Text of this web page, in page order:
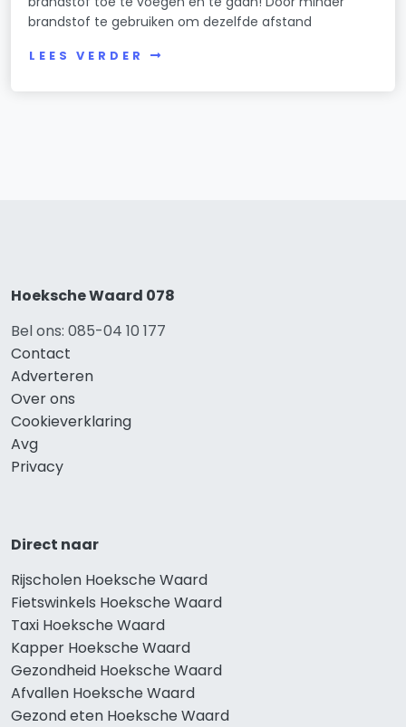
brandstof te gebruiken om dezelfde afstand
LEES VERDER
Hoeksche Waard 078
Bel ons: 085-04 10 177
Contact
Adverteren
Over ons
Cookieverklaring
Avg
Privacy
Direct naar
Rijscholen Hoeksche Waard
Fietswinkels Hoeksche Waard
Taxi Hoeksche Waard
Kapper Hoeksche Waard
Gezondheid Hoeksche Waard
Afvallen Hoeksche Waard
Gezond eten Hoeksche Waard